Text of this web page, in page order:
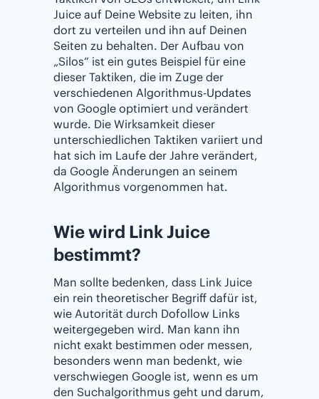
Juice auf Deine Website zu leiten, ihn
dort zu verteilen und ihn auf Deinen
Seiten zu behalten. Der Aufbau von
„Silos“ ist ein gutes Beispiel für eine
dieser Taktiken, die im Zuge der
verschiedenen Algorithmus-Updates
von Google optimiert und verändert
wurde. Die Wirksamkeit dieser
unterschiedlichen Taktiken variiert und
hat sich im Laufe der Jahre verändert,
da Google Änderungen an seinem
Algorithmus vorgenommen hat.
Wie wird Link Juice
bestimmt?
Man sollte bedenken, dass Link Juice
ein rein theoretischer Begriff dafür ist,
wie Autorität durch Dofollow Links
weitergegeben wird. Man kann ihn
nicht exakt bestimmen oder messen,
besonders wenn man bedenkt, wie
verschwiegen Google ist, wenn es um
den Suchalgorithmus geht und darum,